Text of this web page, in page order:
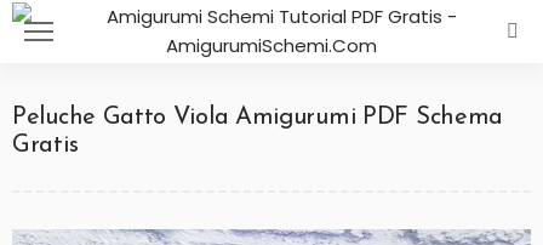
Peluche Gatto Viola Amigurumi PDF Schema
Gratis